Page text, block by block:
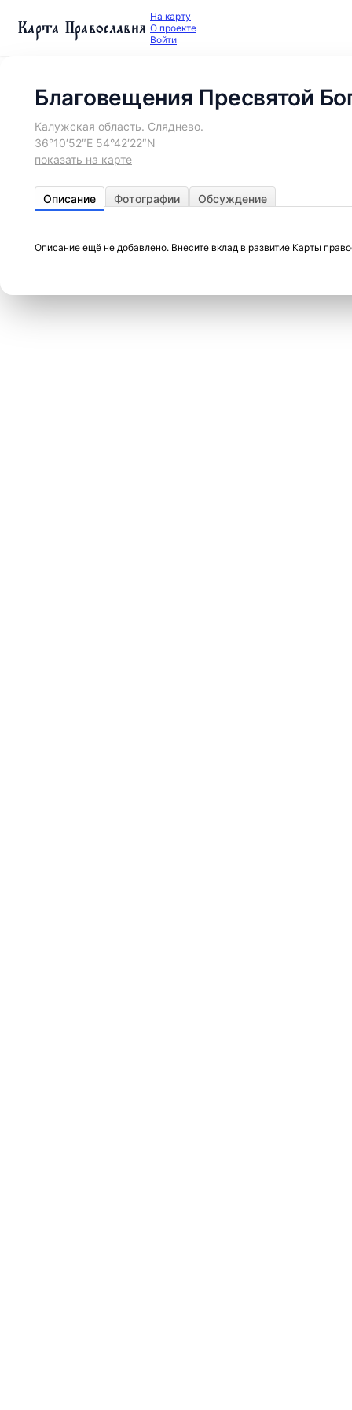
Карта Православия На карту
О проекте
Войти
Благовещения Пресвятой
Калужская область. Сляднево.
36°10′52″E 54°42′22″N
показать на карте
Описание Фотографии Обсуждение
Описание ещё не добавлено. Внесите вклад в развитие Карты